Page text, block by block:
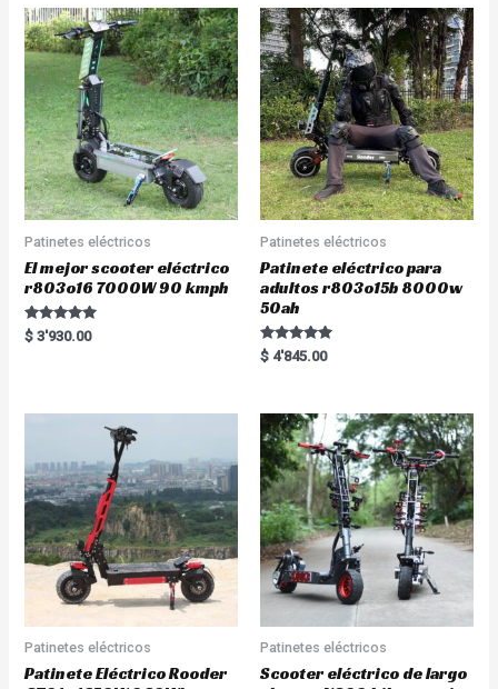
Patinetes eléctricos
El mejor scooter eléctrico
r803o16 7000W 90 kmph
Rated
5.00
$ 3'930.00
Patinetes eléctricos
Patinete eléctrico para
adultos r803o15b 8000w
50ah
Rated
5.00
$ 4'845.00
Patinetes eléctricos
Patinete Eléctrico Rooder
Patinetes eléctricos
Scooter eléctrico de largo